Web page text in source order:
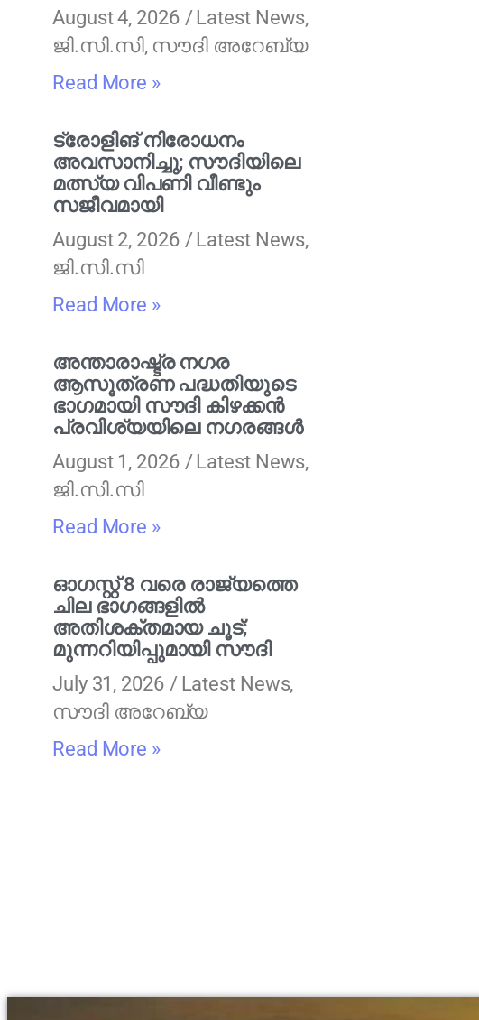
August 4, 2026
Latest News,
ജി.സി.സി, സൗദി അറേബ്യ
Read More »
ട്രോളിങ് നിരോധനം
അവസാനിച്ചു; സൗദിയിലെ
മത്സ്യ വിപണി വീണ്ടും
സജീവമായി
August 2, 2026
Latest News,
ജി.സി.സി
Read More »
അന്താരാഷ്ട്ര നഗര
ആസൂത്രണ പദ്ധതിയുടെ
ഭാഗമായി സൗദി കിഴക്കൻ
പ്രവിശ്യയിലെ നഗരങ്ങൾ
August 1, 2026
Latest News,
ജി.സി.സി
Read More »
ഓഗസ്റ്റ് 8 വരെ രാജ്യത്തെ
ചില ഭാഗങ്ങളിൽ
അതിശക്തമായ ചൂട്;
മുന്നറിയിപ്പുമായി സൗദി
July 31, 2026
Latest News,
സൗദി അറേബ്യ
Read More »